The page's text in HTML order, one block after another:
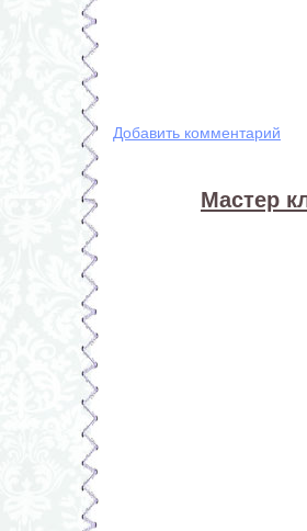
Добавить комментарий
Мастер